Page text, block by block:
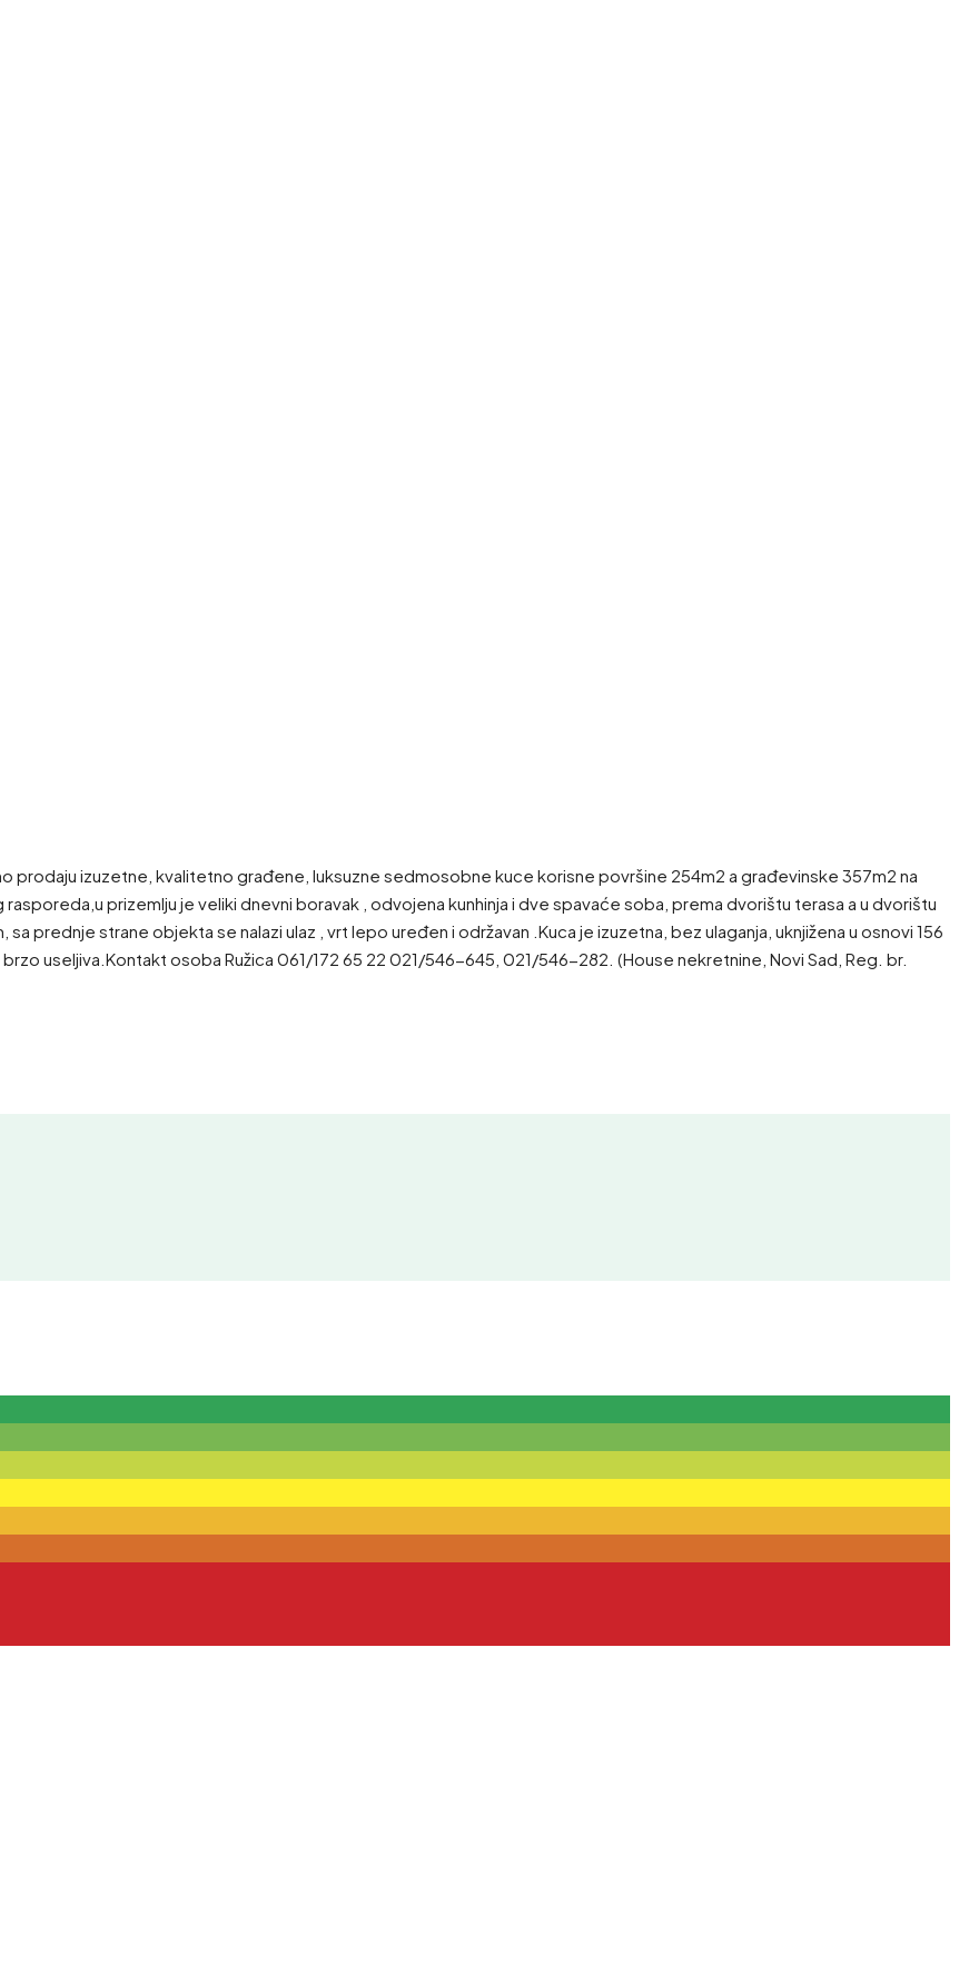
prodaju izuzetne, kvalitetno građene, luksuzne sedmosobne kuce korisne površine 254m2 a građevinske 357m2 na
prizemlju je veliki dnevni boravak , odvojena kunhinja i dve spavaće soba, prema dvorištu terasa a u dvorištu
prednje strane objekta se nalazi ulaz , vrt lepo uređen i održavan .Kuca je izuzetna, bez ulaganja, uknjižena u osnovi 156
useljiva.Kontakt osoba Ružica 061/172 65 22 021/546-645, 021/546-282. (House nekretnine, Novi Sad, Reg. br.